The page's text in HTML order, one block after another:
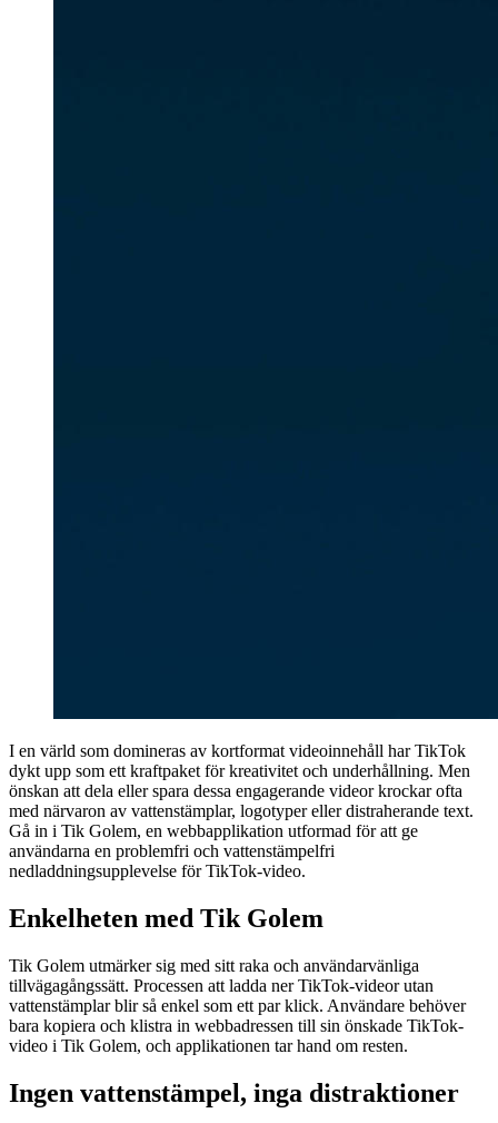
I en värld som domineras av kortformat videoinnehåll har TikTok
dykt upp som ett kraftpaket för kreativitet och underhållning. Men
önskan att dela eller spara dessa engagerande videor krockar ofta
med närvaron av vattenstämplar, logotyper eller distraherande text.
Gå in i Tik Golem, en webbapplikation utformad för att ge
användarna en problemfri och vattenstämpelfri
nedladdningsupplevelse för TikTok-video.
Enkelheten med Tik Golem
Tik Golem utmärker sig med sitt raka och användarvänliga
tillvägagångssätt. Processen att ladda ner TikTok-videor utan
vattenstämplar blir så enkel som ett par klick. Användare behöver
bara kopiera och klistra in webbadressen till sin önskade TikTok-
video i Tik Golem, och applikationen tar hand om resten.
Ingen vattenstämpel, inga distraktioner